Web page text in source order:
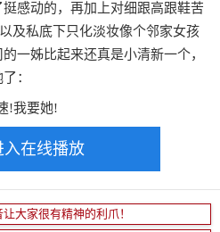
感动的，再加上对细跟高跟鞋苦
及私底下只化淡妆像个邻家女孩
一姊比起来还真是小清新一个，
：
!我要她!
入在线播放
大家很有精神的利爪！